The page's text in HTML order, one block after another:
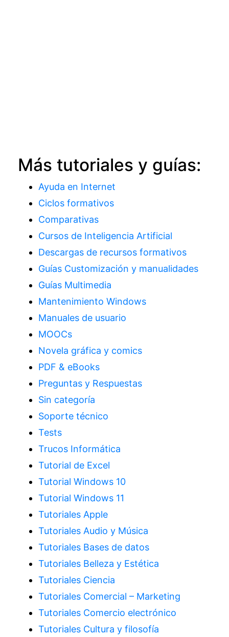
Más tutoriales y guías:
Ayuda en Internet
Ciclos formativos
Comparativas
Cursos de Inteligencia Artificial
Descargas de recursos formativos
Guías Customización y manualidades
Guías Multimedia
Mantenimiento Windows
Manuales de usuario
MOOCs
Novela gráfica y comics
PDF & eBooks
Preguntas y Respuestas
Sin categoría
Soporte técnico
Tests
Trucos Informática
Tutorial de Excel
Tutorial Windows 10
Tutorial Windows 11
Tutoriales Apple
Tutoriales Audio y Música
Tutoriales Bases de datos
Tutoriales Belleza y Estética
Tutoriales Ciencia
Tutoriales Comercial – Marketing
Tutoriales Comercio electrónico
Tutoriales Cultura y filosofía